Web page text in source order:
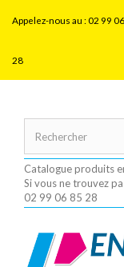
Appelez-nous au :02 99
28
Catalogue produits
Si vous ne trouvez
02 99 06 85 28